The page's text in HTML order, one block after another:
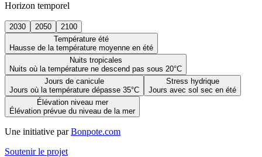
Horizon temporel
2030 2050
2100
Température été
Hausse de la température moyenne en été
Nuits tropicales
Nuits où la température ne descend pas sous 20°C
Jours de canicule
Jours où la température dépasse 35°C
Stress hydrique
Jours avec sol sec en été
Élévation niveau mer
Élévation prévue du niveau de la mer
Une initiative par Bonpote.com
Soutenir le projet